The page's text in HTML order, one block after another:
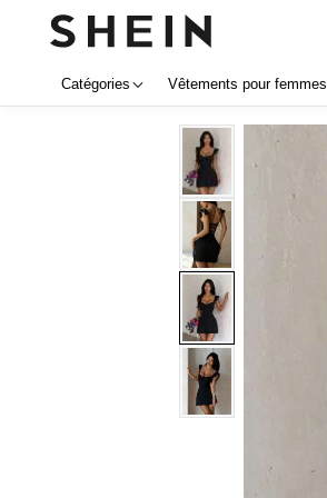
Catégories Vêtements pour femmes